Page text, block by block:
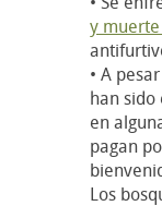
y muerte
• A
han sido
en
pagan
Los